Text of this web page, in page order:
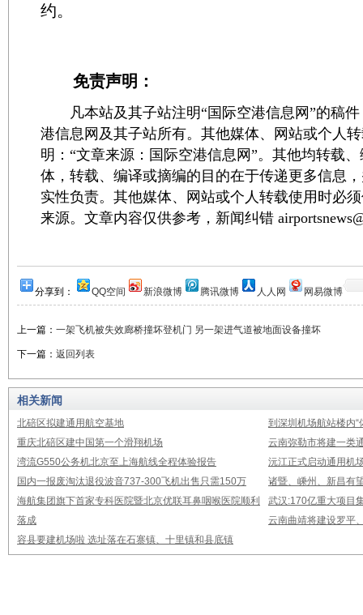
约。
免责声明：
凡本站及其子站注明“国际空港信息网”的稿件
港信息网及其子站所有。其他媒体、网站或个人
明：“文章来源：国际空港信息网”。其他均转载
体，转载、编译或摘编的目的在于传递更多信息
实性负责。其他媒体、网站或个人转载使用时必
来源。文章内容仅供参考，新闻纠错
分享到： QQ空间 新浪微博 腾讯微博 人人网 网易微博
上一篇： 一架飞机被失效廊桥撞坏登机门 另一架进气道被地面设备撞坏
下一篇： 返回列表
相关新闻
北碚区拟建通用航空基地
到深圳机场航站楼内“
重庆北碚区建中国第一个滑翔机场
云南弥勒市将建一类
湾流G550公务机北京至上海航线全程体验报告
沅江正式启动通用机
国内一报废淘汰退役波音737-300飞机出售只需150万
诸暨、嵊州、新昌有
海航集团旗下首家专科医院暨北京优联耳鼻咽喉医院顺利
落成
武汉:170亿重大项目
云南曲靖将建设罗平
容县要建机场啦 选址落在石寨镇、十里镇和县底镇